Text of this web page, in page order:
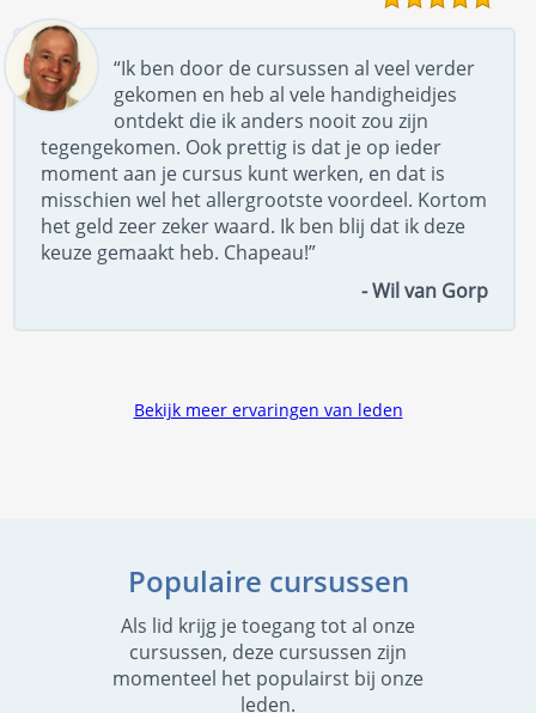
“Ik ben door de cursussen al veel verder
gekomen en heb al vele handigheidjes
ontdekt die ik anders nooit zou zijn
tegengekomen. Ook prettig is dat je op ieder
moment aan je cursus kunt werken, en dat is
misschien wel het allergrootste voordeel. Kortom
het geld zeer zeker waard. Ik ben blij dat ik deze
keuze gemaakt heb. Chapeau!”
- Wil van Gorp
Bekijk meer ervaringen van leden
Populaire cursussen
Als lid krijg je toegang tot al onze
cursussen, deze cursussen zijn
momenteel het populairst bij onze
leden.